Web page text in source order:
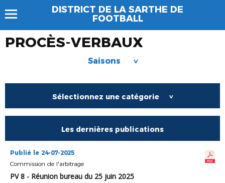
DISTRICT DE LA SARTHE DE
FOOTBALL
PROCÈS-VERBAUX
Saisons >
Sélectionnez une catégorie >
Les dernières publications
Publié le 24-07-2025
Commission de l'arbitrage
PV 8 - Réunion bureau du 25 juin 2025